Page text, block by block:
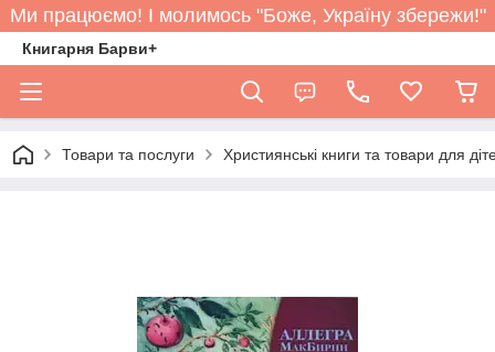
Ми працюємо! І молимось "Боже, Україну збережи!"
Книгарня Барви+
Товари та послуги Християнські книги та товари для